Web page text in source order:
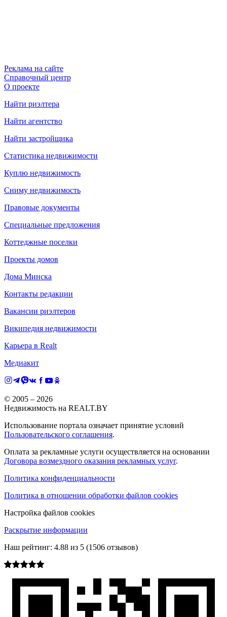
Реклама на сайте
Справочный центр
О проекте
Найти риэлтера
Найти агентство
Найти застройщика
Статистика недвижимости
Куплю недвижимость
Сниму недвижимость
Правовые документы
Специальные предложения
Коттеджные поселки
Проекты домов
Дома Минска
Контакты редакции
Вакансии риэлтеров
Википедия недвижимости
Карьера в Realt
Медиакит
© 2005 – 2026
Недвижимость на REALT.BY
Использование портала означает принятие условий
Пользовательского соглашения.
Оплата за рекламные услуги осуществляется на основании
Договора возмездного оказания рекламных услуг.
Политика конфиденциальности
Политика в отношении обработки файлов cookies
Настройка файлов cookies
Раскрытие информации
Наш рейтинг: 4.88 из 5 (1506 отзывов)